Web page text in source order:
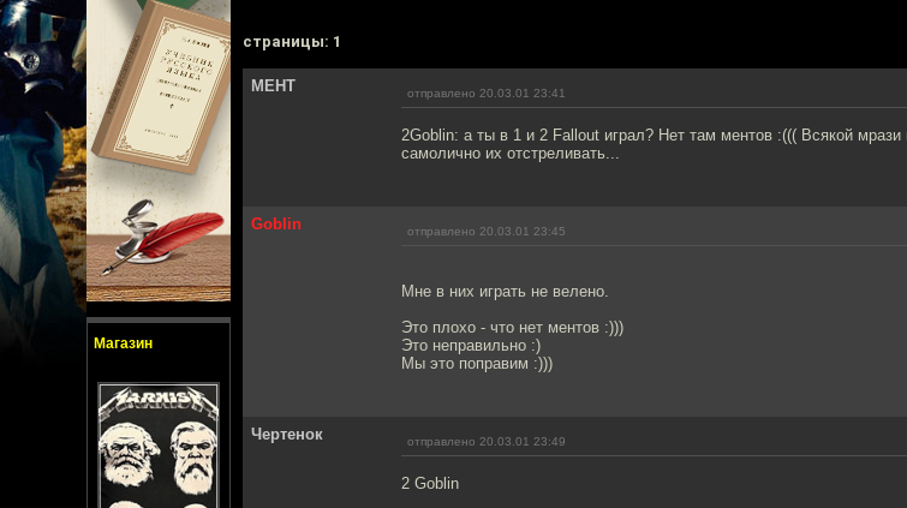
Магазин
cтраницы: 1
МЕНТ отправлено 20.03.01 23:41
2Goblin: а ты в 1 и 2 Fallout играл? Нет там ментов :((( Всякой
самолично их отстреливать...
Goblin отправлено 20.03.01 23:45
Мне в них играть не велено.
Это плохо - что нет ментов :)))
Это неправильно :)
Мы это поправим :)))
Чертенок отправлено 20.03.01 23:49
2 Goblin